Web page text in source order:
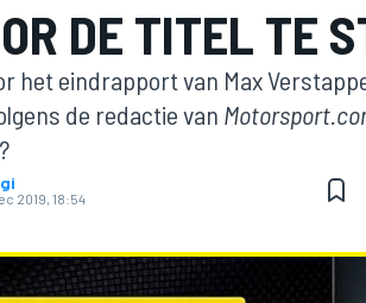
DE TITEL TE
het eindrapport van Max
de redactie van
2019, 18:54